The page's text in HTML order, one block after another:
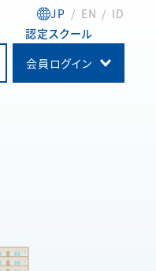
JP EN
ID
認定スクール
会員ログイン